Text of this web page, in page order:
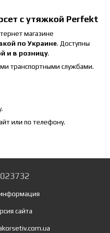
с утяжкой Perfekt
магазине
по Украине. Доступны
и в розницу.
транспортными службами.
или по телефону.
сайта